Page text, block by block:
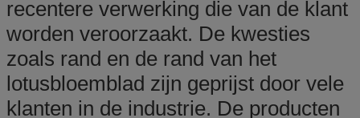
recentere verwerking die van de klant
worden veroorzaakt. De kwesties
zoals rand en de rand van het
lotusbloemblad zijn geprijst door vele
klanten in de industrie. De producten